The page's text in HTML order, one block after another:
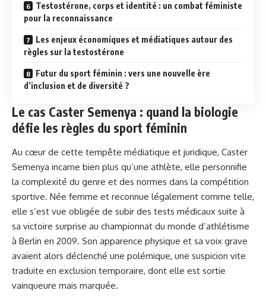
Testostérone, corps et identité : un combat féministe
pour la reconnaissance
Les enjeux économiques et médiatiques autour des
règles sur la testostérone
Futur du sport féminin : vers une nouvelle ère
d’inclusion et de diversité ?
Le cas Caster Semenya : quand la biologie
défie les règles du sport féminin
Au cœur de cette tempête médiatique et juridique, Caster
Semenya incarne bien plus qu’une athlète, elle personnifie
la complexité du genre et des normes dans la compétition
sportive. Née femme et reconnue légalement comme telle,
elle s’est vue obligée de subir des tests médicaux suite à
sa victoire surprise au championnat du monde d’athlétisme
à Berlin en 2009. Son apparence physique et sa voix grave
avaient alors déclenché une polémique, une suspicion vite
traduite en exclusion temporaire, dont elle est sortie
vainqueure mais marquée.